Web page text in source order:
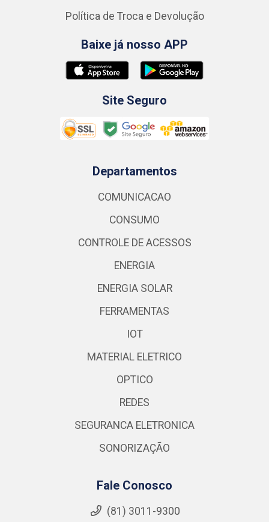
Política de Troca e Devolução
Baixe já nosso APP
Site Seguro
Departamentos
COMUNICACAO
CONSUMO
CONTROLE DE ACESSOS
ENERGIA
ENERGIA SOLAR
FERRAMENTAS
IOT
MATERIAL ELETRICO
OPTICO
REDES
SEGURANCA ELETRONICA
SONORIZAÇÃO
Fale Conosco
(81) 3011-9300